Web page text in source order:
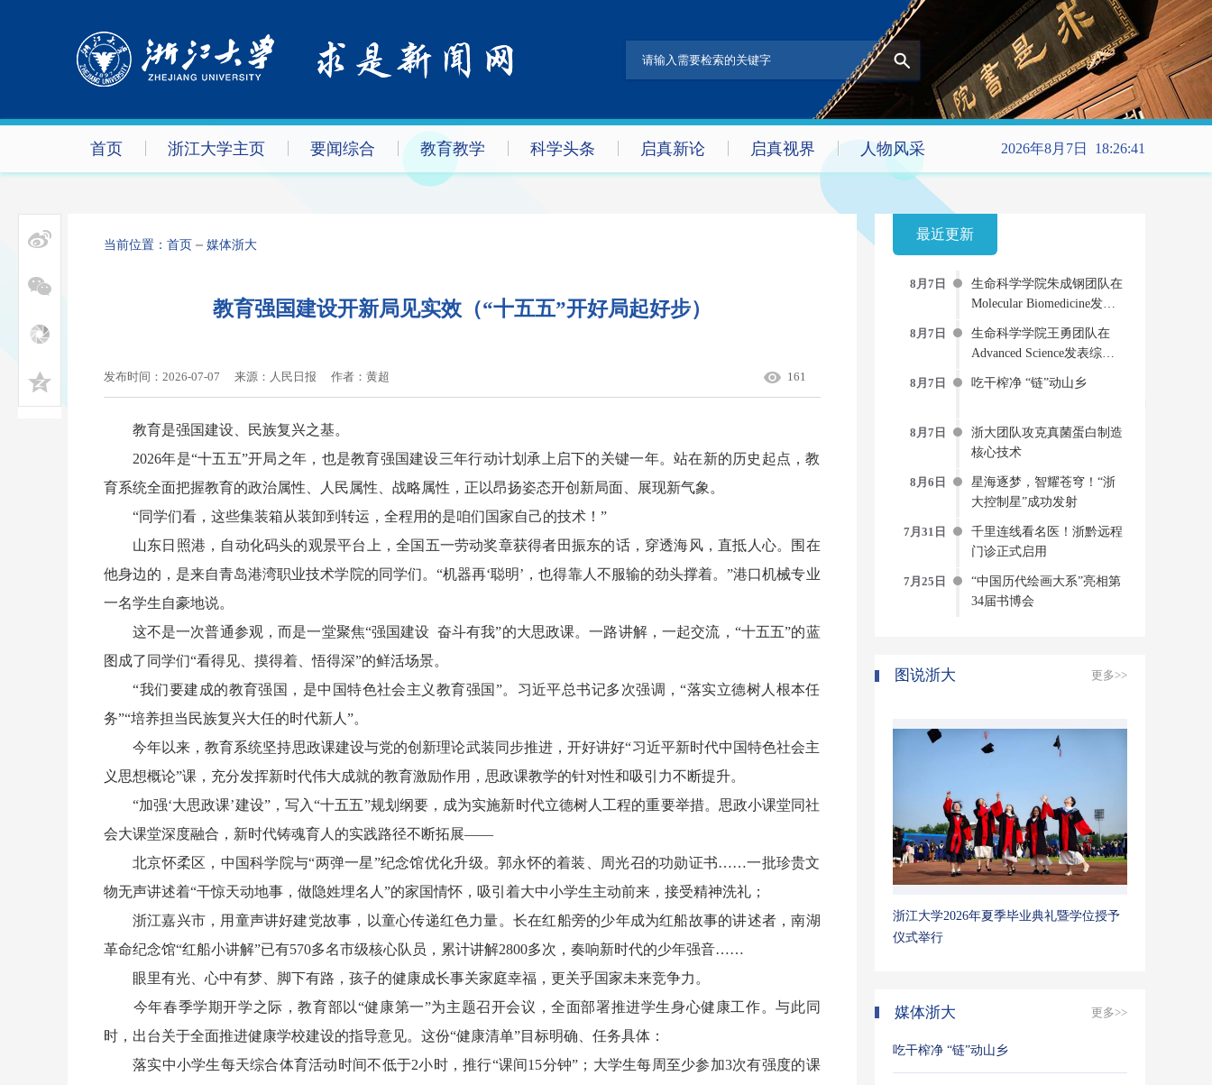
首页 浙江大学主页 要闻综合 教育教学 科学头条 启真新论 启真视界 人物风采 2026年8月7日 18:26:42
当前位置： 首页 媒体浙大
教育强国建设开新局见实效（“十五五”开好局起好步）
发布时间：2026-07-07 来源：人民日报 作者： 黄超 161
教育是强国建设、民族复兴之基。
2026年是“十五五”开局之年，也是教育强国建设三年行动计划承上启下的关键一年。站在新的历史起点，教
育系统全面把握教育的政治属性、人民属性、战略属性，正以昂扬姿态开创新局面、展现新气象。
“同学们看，这些集装箱从装卸到转运，全程用的是咱们国家自己的技术！”
山东日照港，自动化码头的观景平台上，全国五一劳动奖章获得者田振东的话，穿透海风，直抵人心。围在
他身边的，是来自青岛港湾职业技术学院的同学们。“机器再‘聪明’，也得靠人不服输的劲头撑着。”港口机械专业
一名学生自豪地说。
这不是一次普通参观，而是一堂聚焦“强国建设 奋斗有我”的大思政课。一路讲解，一起交流，“十五五”的蓝
图成了同学们“看得见、摸得着、悟得深”的鲜活场景。
“我们要建成的教育强国，是中国特色社会主义教育强国”。习近平总书记多次强调，“落实立德树人根本任
务”“培养担当民族复兴大任的时代新人”。
今年以来，教育系统坚持思政课建设与党的创新理论武装同步推进，开好讲好“习近平新时代中国特色社会主
义思想概论”课，充分发挥新时代伟大成就的教育激励作用，思政课教学的针对性和吸引力不断提升。
“加强‘大思政课’建设”，写入“十五五”规划纲要，成为实施新时代立德树人工程的重要举措。思政小课堂同社
会大课堂深度融合，新时代铸魂育人的实践路径不断拓展——
北京怀柔区，中国科学院与“两弹一星”纪念馆优化升级。郭永怀的着装、周光召的功勋证书……一批珍贵文
物无声讲述着“干惊天动地事，做隐姓埋名人”的家国情怀，吸引着大中小学生主动前来，接受精神洗礼；
浙江嘉兴市，用童声讲好建党故事，以童心传递红色力量。长在红船旁的少年成为红船故事的讲述者，南湖
革命纪念馆“红船小讲解”已有570多名市级核心队员，累计讲解2800多次，奏响新时代的少年强音……
眼里有光、心中有梦、脚下有路，孩子的健康成长事关家庭幸福，更关乎国家未来竞争力。
今年春季学期开学之际，教育部以“健康第一”为主题召开会议，全面部署推进学生身心健康工作。与此同
时，出台关于全面推进健康学校建设的指导意见。这份“健康清单”目标明确、任务具体：
落实中小学生每天综合体育活动时间不低于2小时，推行“课间15分钟”；大学生每周至少参加3次有强度的课
最近更新
8月7日
生命科学学院朱成钢团队在
Molecular Biomedicine发文
提出新型“受体-药物偶联
物”双重抗病毒策略
8月7日
生命科学学院王勇团队在
Advanced Science发表综述
AI-物理-实验“三位一体”的
蛋白质动态建模新范式
8月7日 吃干榨净 “链”动山乡
8月7日
浙大团队攻克真菌蛋白制造
核心技术
8月6日
星海逐梦，智耀苍穹！“浙
大控制星”成功发射
7月31日
千里连线看名医！浙黔远程
门诊正式启用
7月25日
“中国历代绘画大系”亮相第
34届书博会
图说浙大 更多>>
浙江大学2026年夏季毕业典礼暨学位授予
仪式举行
媒体浙大 更多>>
吃干榨净 “链”动山乡